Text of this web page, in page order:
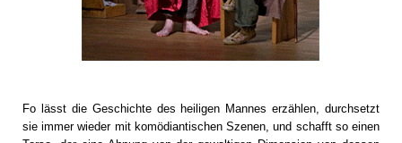
Fo lässt die Geschichte des heiligen Mannes erzählen, durchsetzt
sie immer wieder mit komödiantischen Szenen, und schafft so einen